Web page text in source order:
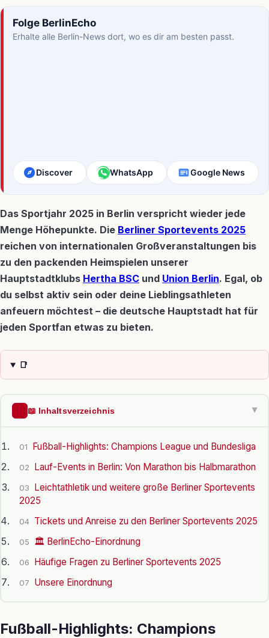
Folge BerlinEcho
Erhalte alle Berlin-News dort, wo es dir am besten passt.
Discover WhatsApp Google News
Das Sportjahr 2025 in Berlin verspricht wieder jede
Menge Höhepunkte. Die Berliner Sportevents 2025
reichen von internationalen Großveranstaltungen bis
zu den packenden Heimspielen unserer
Hauptstadtklubs Hertha BSC und Union Berlin. Egal, ob
du selbst aktiv sein oder deine Lieblingsathleten
anfeuern möchtest – die deutsche Hauptstadt hat für
jeden Sportfan etwas zu bieten.
📑
📖 Inhaltsverzeichnis ▶
01 Fußball-Highlights: Champions League und Bundesliga
02 Lauf-Events in Berlin: Von Marathon bis Halbmarathon
03
Leichtathletik und weitere große Berliner Sportevents
2025
04 Tickets und Anreise zu den Berliner Sportevents 2025
05 🏛️ BerlinEcho-Einordnung
06 Häufige Fragen zu Berliner Sportevents 2025
07 Unsere Einordnung
Fußball-Highlights: Champions